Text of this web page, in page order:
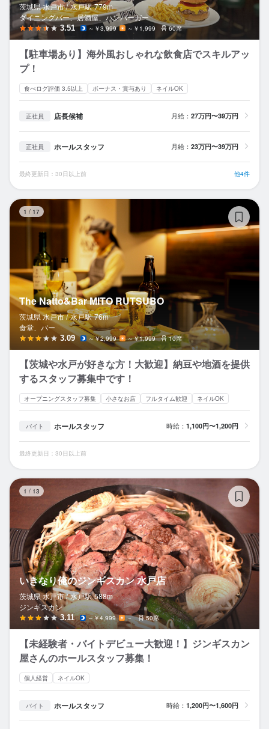
茨城県 水戸市 / 水戸駅 779m
ダイニングバー、居酒屋、ハンバーガー
3.51 ～￥3,999 ～￥1,999 60席
【駐車場あり】海外風おしゃれな飲食店でスキルアッ
プ！
食べログ評価 3.5以上 ボーナス・賞与あり ネイルOK
正社員 店長候補 月給： 27万円〜39万円
正社員 ホールスタッフ 月給： 23万円〜39万円
最終更新日：30日以上前 他4件
1 / 17
The Natto&Bar MITO RUTSUBO
茨城県 水戸市 / 水戸駅 76m
食堂、バー
3.09 ～￥2,999 ～￥1,999 10席
【茨城や水戸が好きな方！大歓迎】納豆や地酒を提供
するスタッフ募集中です！
オープニングスタッフ募集 小さなお店 フルタイム歓迎 ネイルOK
バイト ホールスタッフ 時給： 1,100円〜1,200円
最終更新日：30日以上前
1 / 13
いきなり俺のジンギスカン 水戸店
茨城県 水戸市 / 水戸駅 588m
ジンギスカン
3.11 ～￥4,999 － 50席
【未経験者・バイトデビュー大歓迎！】ジンギスカン
屋さんのホールスタッフ募集！
個人経営 ネイルOK
バイト ホールスタッフ 時給： 1,200円〜1,600円